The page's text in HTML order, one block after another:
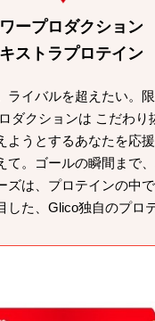
ープロダクション
ストラプロテイン
ライバルを超えたい。
ダクションは こだわり
ようとするあなたを応
て。ゴールの瞬間まで
ズは、プロテインの中
した、Glico独自のプロ